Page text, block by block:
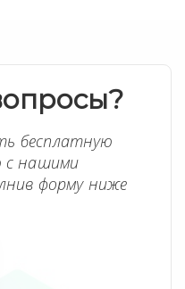
бесплатную
с нашими
форму ниже